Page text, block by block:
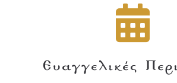
Ευαγγελικές